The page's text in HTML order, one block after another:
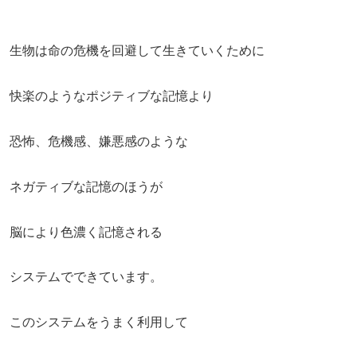
生物は命の危機を回避して生きていくために
快楽のようなポジティブな記憶より
恐怖、危機感、嫌悪感のような
ネガティブな記憶のほうが
脳により色濃く記憶される
システムでできています。
このシステムをうまく利用して